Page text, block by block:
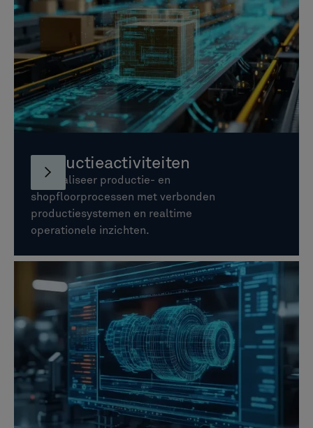
Productieactiviteiten
Optimaliseer productie- en
shopfloorprocessen met verbonden
productiesystemen en realtime
operationele inzichten.